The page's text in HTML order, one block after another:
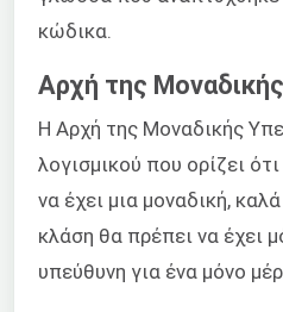
κώδικα.
Αρχή της
Η Αρχή της Μοναδικής
λογισμικού που ορίζει
να έχει μια μοναδική,
κλάση θα πρέπει να έχει
υπεύθυνη για ένα μόνο